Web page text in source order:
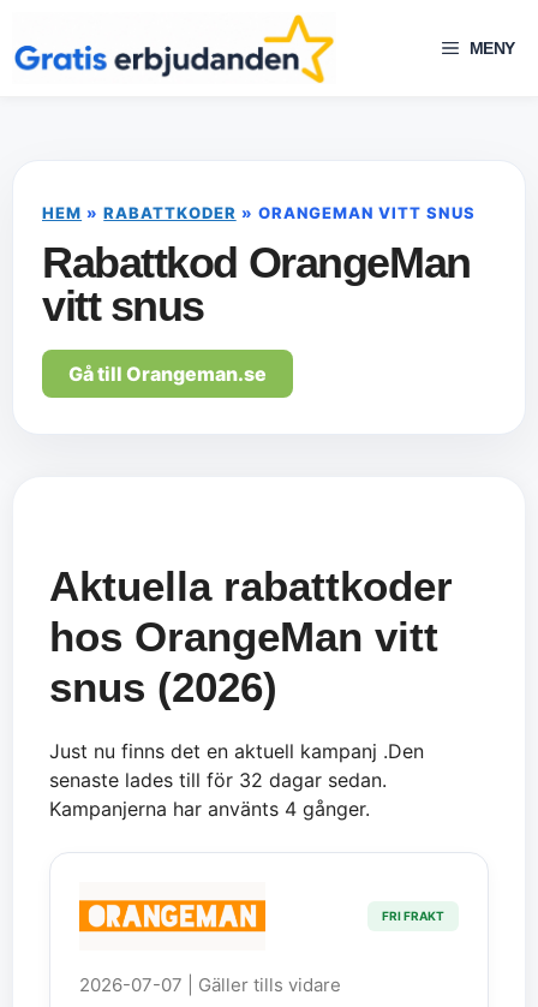
till
innehåll
MENY
HEM »RABATTKODER » ORANGEMAN VITT SNUS
Rabattkod OrangeMan
vitt snus
Gå till Orangeman.se
Aktuella rabattkoder
hos OrangeMan vitt
snus (2026)
Just nu finns det en aktuell kampanj .Den
senaste lades till för 32 dagar sedan.
Kampanjerna har använts 4 gånger.
FRI FRAKT
2026-07-07 | Gäller tills vidare